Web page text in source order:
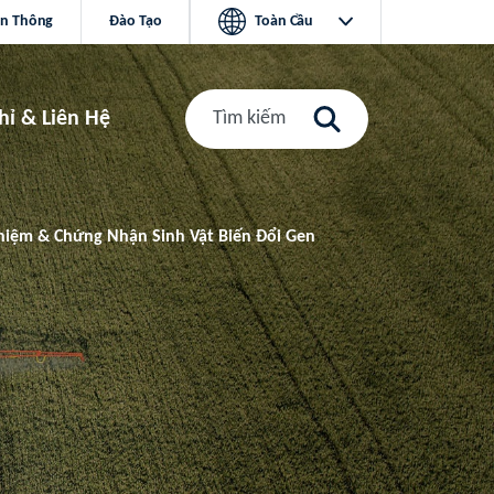
& Liên Hệ
Thông Đào Tạo Toàn Cầu
Tìm kiếm
& Chứng Nhận Sinh Vật Biến Đổi Gen